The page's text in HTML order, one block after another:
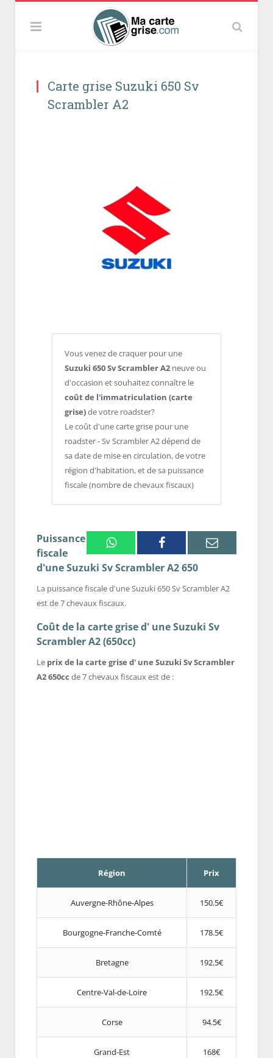
Carte grise Suzuki 650 Sv
Scrambler A2
Vous venez de craquer pour une
Suzuki 650 Sv Scrambler A2 neuve ou
d'occasion et souhaitez connaître le
coût de l'immatriculation (carte
grise)de votre roadster?
Le coût d'une carte grise pour une
roadster - Sv Scrambler A2 dépend de
sa date de mise en circulation, de votre
région d'habitation, et de sa puissance
fiscale (nombre de chevaux fiscaux)
WhatsappFacebook Email
Puissance
fiscale
d'une Suzuki Sv Scrambler A2 650
La puissance fiscale d'une Suzuki 650 Sv Scrambler A2
est de 7 chevaux fiscaux.
Coût de la carte grise d' une Suzuki Sv
Scrambler A2 (650cc)
Le prix de la carte grise d' une Suzuki Sv Scrambler
A2 650cc de 7 chevaux fiscaux est de :
Région Prix
Auvergne-Rhône-Alpes 150.5€
Bourgogne-Franche-Comté 178.5€
Bretagne 192.5€
Centre-Val-de-Loire 192.5€
Corse 94.5€
Grand-Est 168€